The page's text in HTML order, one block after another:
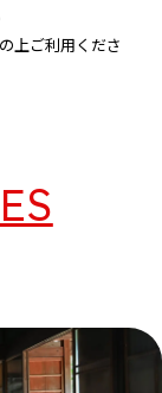
上ご利用くださ